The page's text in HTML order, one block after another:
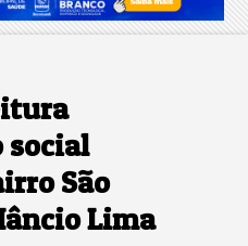
social
São
Lima